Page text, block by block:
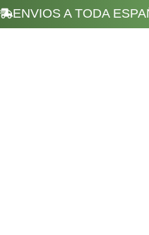
ENVIOS A TODA